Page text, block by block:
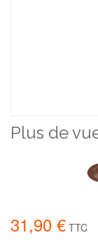
Plus de
31,90 € TTC